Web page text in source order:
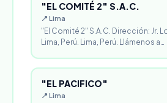
"EL COMITÉ 2" S.A.C.
📍 Lima
"El Comité 2" S.A.C. Dirección: Jr.
Lima, Perú. Lima, Perú. Llámenos a…
"EL PACIFICO"
📍 Lima